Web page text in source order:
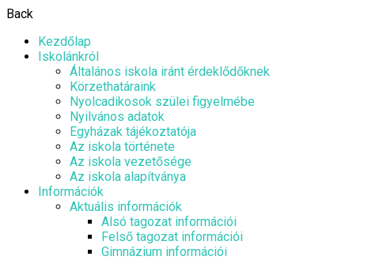
Back
Kezdőlap
Iskolánkról
Általános iskola iránt érdeklődőknek
Körzethatáraink
Nyolcadikosok szülei figyelmébe
Nyilvános adatok
Egyházak tájékoztatója
Az iskola története
Az iskola vezetősége
Az iskola alapítványa
Információk
Aktuális információk
Alsó tagozat információi
Felső tagozat információi
Gimnázium információi